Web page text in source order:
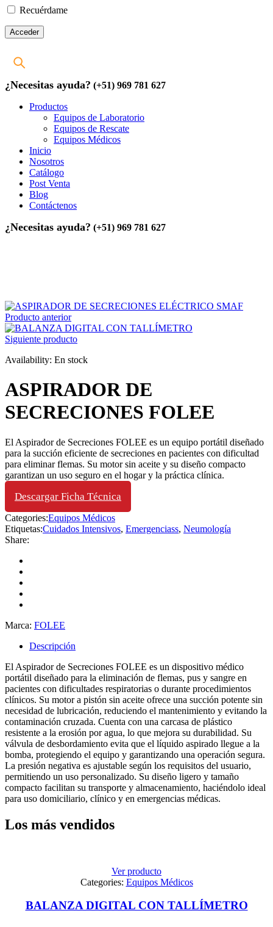
Recuérdame
¿Necesitas ayuda? (+51) 969 781 627
Productos
Equipos de Laboratorio
Equipos de Rescate
Equipos Médicos
Inicio
Nosotros
Catálogo
Post Venta
Blog
Contáctenos
¿Necesitas ayuda? (+51) 969 781 627
Producto anterior
Siguiente producto
Availability: En stock
ASPIRADOR DE
SECRECIONES FOLEE
El Aspirador de Secreciones FOLEE es un equipo portátil diseñado
para la succión eficiente de secreciones en pacientes con dificultad
para eliminar flemas. Su motor sin aceite y su diseño compacto
garantizan un uso seguro en el hogar y la práctica clínica.
Descargar Ficha Técnica
Categories:Equipos Médicos
Etiquetas:Cuidados Intensivos, Emergenciass, Neumología
Share:
Marca: FOLEE
Descripción
El Aspirador de Secreciones FOLEE es un dispositivo médico
portátil diseñado para la eliminación de flemas, pus y sangre en
pacientes con dificultades respiratorias o durante procedimientos
clínicos. Su motor a pistón sin aceite ofrece una succión potente sin
necesidad de lubricación, reduciendo el mantenimiento y evitando la
contaminación cruzada. Cuenta con una carcasa de plástico
resistente a la erosión por agua, lo que mejora su durabilidad. Su
válvula de desbordamiento evita que el líquido aspirado llegue a la
bomba, protegiendo el equipo y garantizando una operación segura.
La presión negativa es ajustable según los requisitos del usuario,
permitiendo un uso personalizado. Su diseño ligero y tamaño
compacto facilitan su transporte y almacenamiento, haciéndolo ideal
para uso domiciliario, clínico y en emergencias médicas.
Los más vendidos
Ver producto
Categories: Equipos Médicos
BALANZA DIGITAL CON TALLÍMETRO